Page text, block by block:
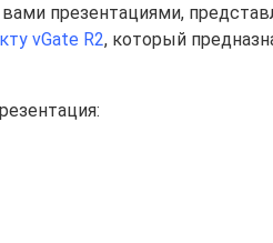
вами презентациями,
vGate R2, который